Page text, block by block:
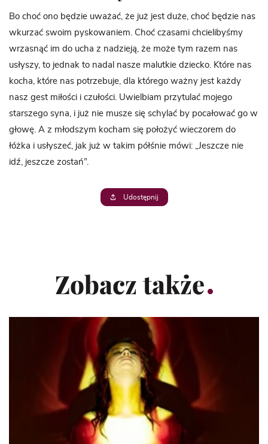
Bo choć ono będzie uważać, że już jest duże, choć będzie nas
wkurzać swoim pyskowaniem. Choć czasami chcielibyśmy
wrzasnąć im do ucha z nadzieją, że może tym razem nas
usłyszy, to jednak to nadal nasze malutkie dziecko. Które nas
kocha, które nas potrzebuje, dla którego ważny jest każdy
nasz gest miłości i czułości. Uwielbiam przytulać mojego
starszego syna, i już nie musze się schylać by pocałować go w
głowę. A z młodszym kocham się położyć wieczorem do
łóżka i usłyszeć, jak już w takim półśnie mówi: „Jeszcze nie
idź, jeszcze zostań”.
Udostępnij
Zobacz także